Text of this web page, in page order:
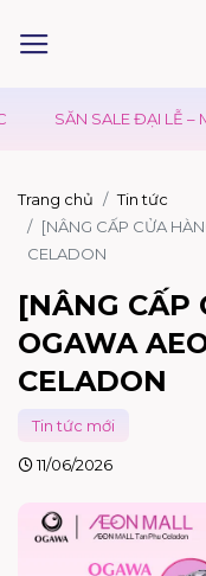
SĂN SALE ĐẠI LỄ –
Trang chủ
Tin tức
[NÂNG CẤP CỬA
CELADON
[NÂNG CẤP
OGAWA
CELADON
Tin tức mới
11/06/2026